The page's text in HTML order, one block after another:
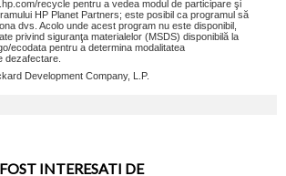
recycle pentru a vedea modul de participare şi
HP Planet Partners; este posibil ca programul să
dvs. Acolo unde acest program nu este disponibil,
privind siguranţa materialelor (MSDS) disponibilă la
ecodata pentru a determina modalitatea
dezafectare.
Development Company, L.P.
INTERESATI DE